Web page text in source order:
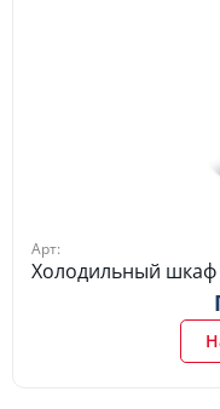
Арт:
Холодильный шкаф